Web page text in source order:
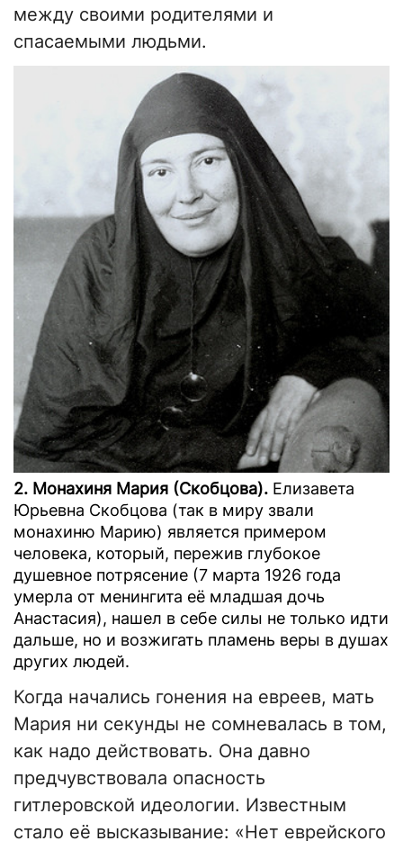
между своими родителями и
спасаемыми людьми.
2. Монахиня Мария (Скобцова). Елизавета
Юрьевна Скобцова (так в миру звали
монахиню Марию) является примером
человека, который, пережив глубокое
душевное потрясение (7 марта 1926 года
умерла от менингита её младшая дочь
Анастасия), нашел в себе силы не только идти
дальше, но и возжигать пламень веры в душах
других людей.
Когда начались гонения на евреев, мать
Мария ни секунды не сомневалась в том,
как надо действовать. Она давно
предчувствовала опасность
гитлеровской идеологии. Известным
стало её высказывание: «Нет еврейского